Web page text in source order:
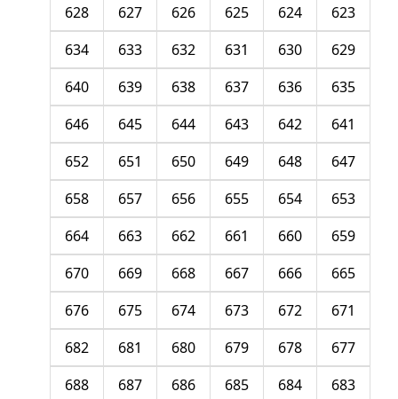
623
624
625
626
627
628
629
630
631
632
633
634
635
636
637
638
639
640
641
642
643
644
645
646
647
648
649
650
651
652
653
654
655
656
657
658
659
660
661
662
663
664
665
666
667
668
669
670
671
672
673
674
675
676
677
678
679
680
681
682
683
684
685
686
687
688